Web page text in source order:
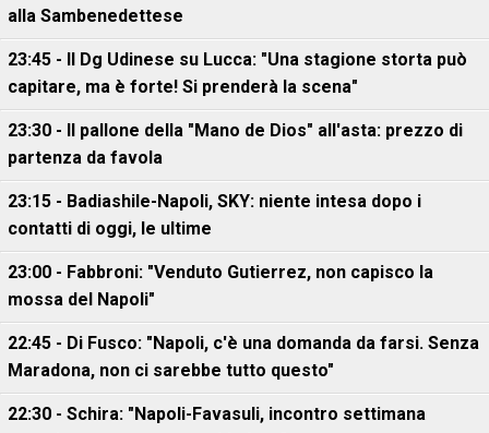
alla Sambenedettese
23:45 - Il Dg Udinese su Lucca: "Una stagione storta può
capitare, ma è forte! Si prenderà la scena"
23:30 - Il pallone della "Mano de Dios" all'asta: prezzo di
partenza da favola
23:15 - Badiashile-Napoli, SKY: niente intesa dopo i
contatti di oggi, le ultime
23:00 - Fabbroni: "Venduto Gutierrez, non capisco la
mossa del Napoli"
22:45 - Di Fusco: "Napoli, c'è una domanda da farsi. Senza
Maradona, non ci sarebbe tutto questo"
22:30 - Schira: "Napoli-Favasuli, incontro settimana